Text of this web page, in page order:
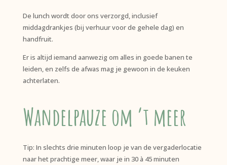
De lunch wordt door ons verzorgd, inclusief
middagdrankjes (bij verhuur voor de gehele dag) en
handfruit.
Er is altijd iemand aanwezig om alles in goede banen te
leiden, en zelfs de afwas mag je gewoon in de keuken
achterlaten.
Wandelpauze om ’t meer
Tip: In slechts drie minuten loop je van de vergaderlocatie
naar het prachtige meer, waar je in 30 à 45 minuten